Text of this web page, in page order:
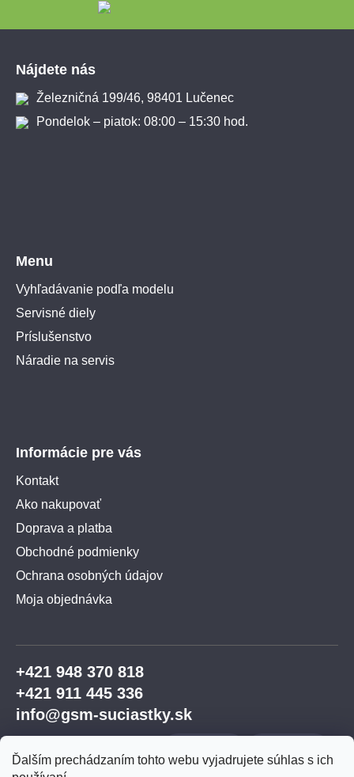
Ďalším prechádzaním tohto webu vyjadrujete súhlas s ich
Nájdete nás
Železničná 199/46, 98401 Lučenec
Pondelok – piatok: 08:00 – 15:30 hod.
Menu
Vyhľadávanie podľa modelu
Servisné diely
Príslušenstvo
Náradie na servis
Informácie pre vás
Kontakt
Ako nakupovať
Doprava a platba
Obchodné podmienky
Ochrana osobných údajov
Moja objednávka
+421 948 370 818
+421 911 445 336
info@gsm-suciastky.sk